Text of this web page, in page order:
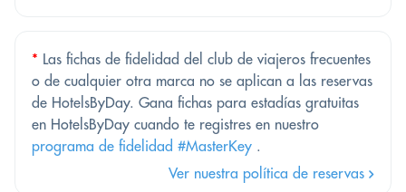
* Las fichas de fidelidad del club de viajeros frecuentes
o de cualquier otra marca no se aplican a las reservas
de HotelsByDay. Gana fichas para estadías gratuitas
en HotelsByDay cuando te registres en nuestro
programa de fidelidad #MasterKey .
Ver nuestra política de reservas